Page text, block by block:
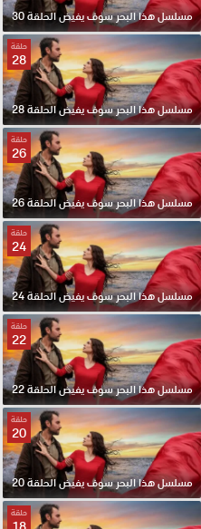
مسلسل هذا البحر سوف يفيض الحلقة 30
حلقة
28
مسلسل هذا البحر سوف يفيض الحلقة 28
حلقة
26
مسلسل هذا البحر سوف يفيض الحلقة 26
حلقة
24
مسلسل هذا البحر سوف يفيض الحلقة 24
حلقة
22
مسلسل هذا البحر سوف يفيض الحلقة 22
حلقة
20
مسلسل هذا البحر سوف يفيض الحلقة 20
حلقة